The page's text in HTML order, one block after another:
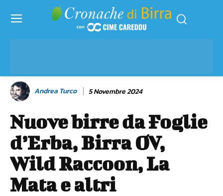
Andrea Turco 5 Novembre 2024
Nuove birre da Foglie
d’Erba, Birra OV,
Wild Raccoon, La
Mata e altri